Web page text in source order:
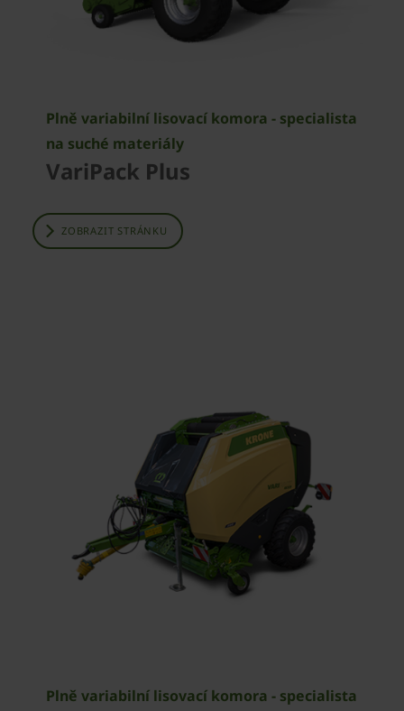
Plně variabilní lisovací komora - specialista
na suché materiály
VariPack Plus
ZOBRAZIT STRÁNKU
Plně variabilní lisovací komora - specialista